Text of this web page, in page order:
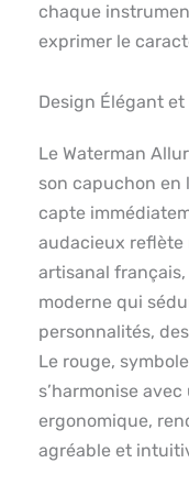
chaque
exprimer le
Design Élégant et
Le Waterman
son capuchon en
capte
audacieux reflète
artisanal
moderne qui
personnalités,
Le rouge,
s’harmonise
ergonomique,
agréable et